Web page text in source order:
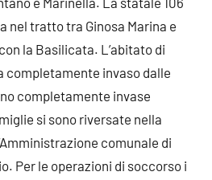
nel tratto tra Ginosa Marina e
la Basilicata. L’abitato di
completamente invaso dalle
completamente invase
si sono riversate nella
comunale di
Per le operazioni di soccorso i